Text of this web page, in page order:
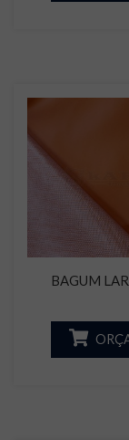
BAGUM